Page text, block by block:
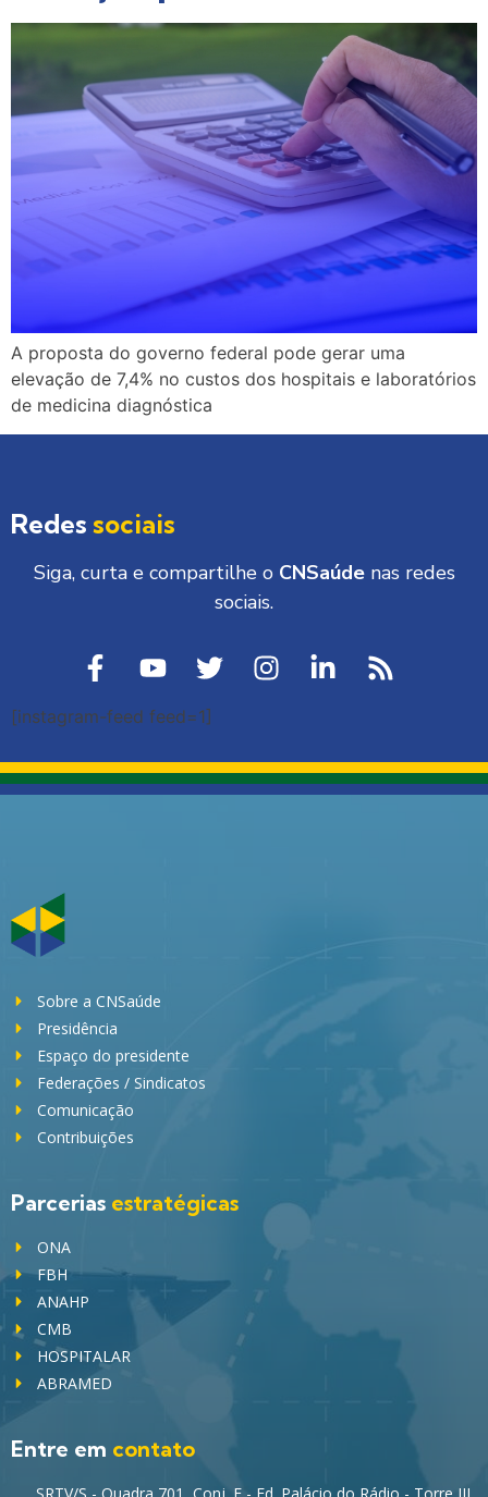
A proposta do governo federal pode gerar uma
elevação de 7,4% no custos dos hospitais e laboratórios
de medicina diagnóstica
Redes sociais
Siga, curta e compartilhe o CNSaúdenas redes
sociais.
[instagram-feed feed=1]
Sobre a CNSaúde
Presidência
Espaço do presidente
Federações / Sindicatos
Comunicação
Contribuições
Parcerias estratégicas
ONA
FBH
ANAHP
CMB
HOSPITALAR
ABRAMED
Entre em contato